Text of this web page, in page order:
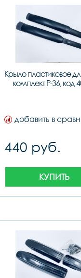
Крыло пластиковое
комплект P-36, код
добавить в
440 руб.
КУПИТЬ